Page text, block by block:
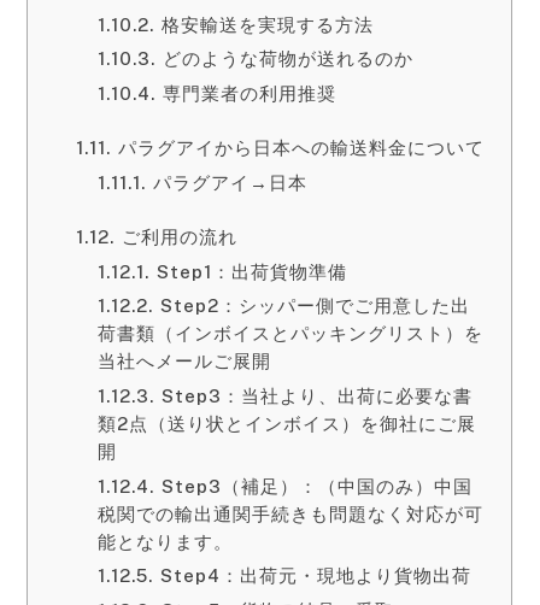
格安輸送を実現する方法
どのような荷物が送れるのか
専門業者の利用推奨
パラグアイから日本への輸送料金について
パラグアイ→日本
ご利用の流れ
Step1：出荷貨物準備
Step2：シッパー側でご用意した出
荷書類（インボイスとパッキングリスト）を
当社へメールご展開
Step3：当社より、出荷に必要な書
類2点（送り状とインボイス）を御社にご展
開
Step3（補足）：（中国のみ）中国
税関での輸出通関手続きも問題なく対応が可
能となります。
Step4：出荷元・現地より貨物出荷